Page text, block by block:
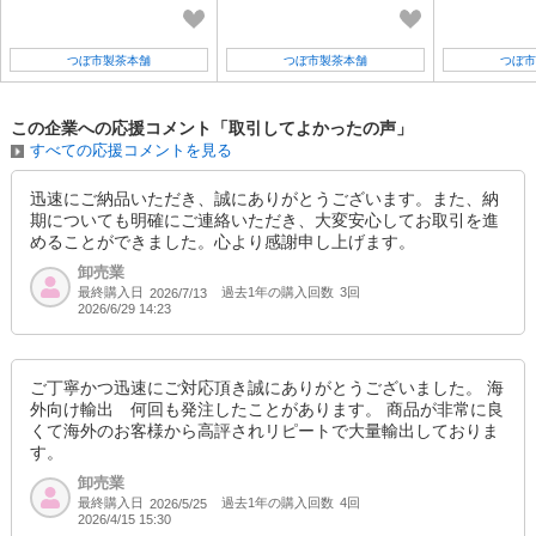
つぼ市製茶本舗 つぼ市製茶本舗 つぼ
この企業への応援コメント「取引してよかったの声」
すべての応援コメントを見る
迅速にご納品いただき、誠にありがとうございます。また、納
期についても明確にご連絡いただき、大変安心してお取引を進
めることができました。心より感謝申し上げます。
卸売業
最終購入日 2026/7/13 過去1年の購入回数 3回
2026/6/29 14:23
ご丁寧かつ迅速にご対応頂き誠にありがとうございました。 海
外向け輸出 何回も発注したことがあります。 商品が非常に良
くて海外のお客様から高評されリピートで大量輸出しておりま
す。
卸売業
最終購入日 2026/5/25 過去1年の購入回数 4回
2026/4/15 15:30